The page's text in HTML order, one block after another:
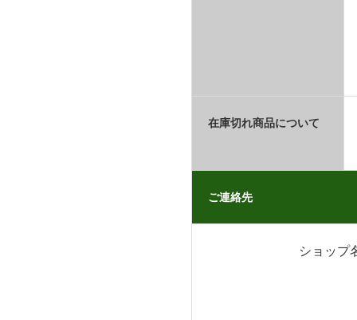
在庫切れ商品について
ご連絡先
ショップ